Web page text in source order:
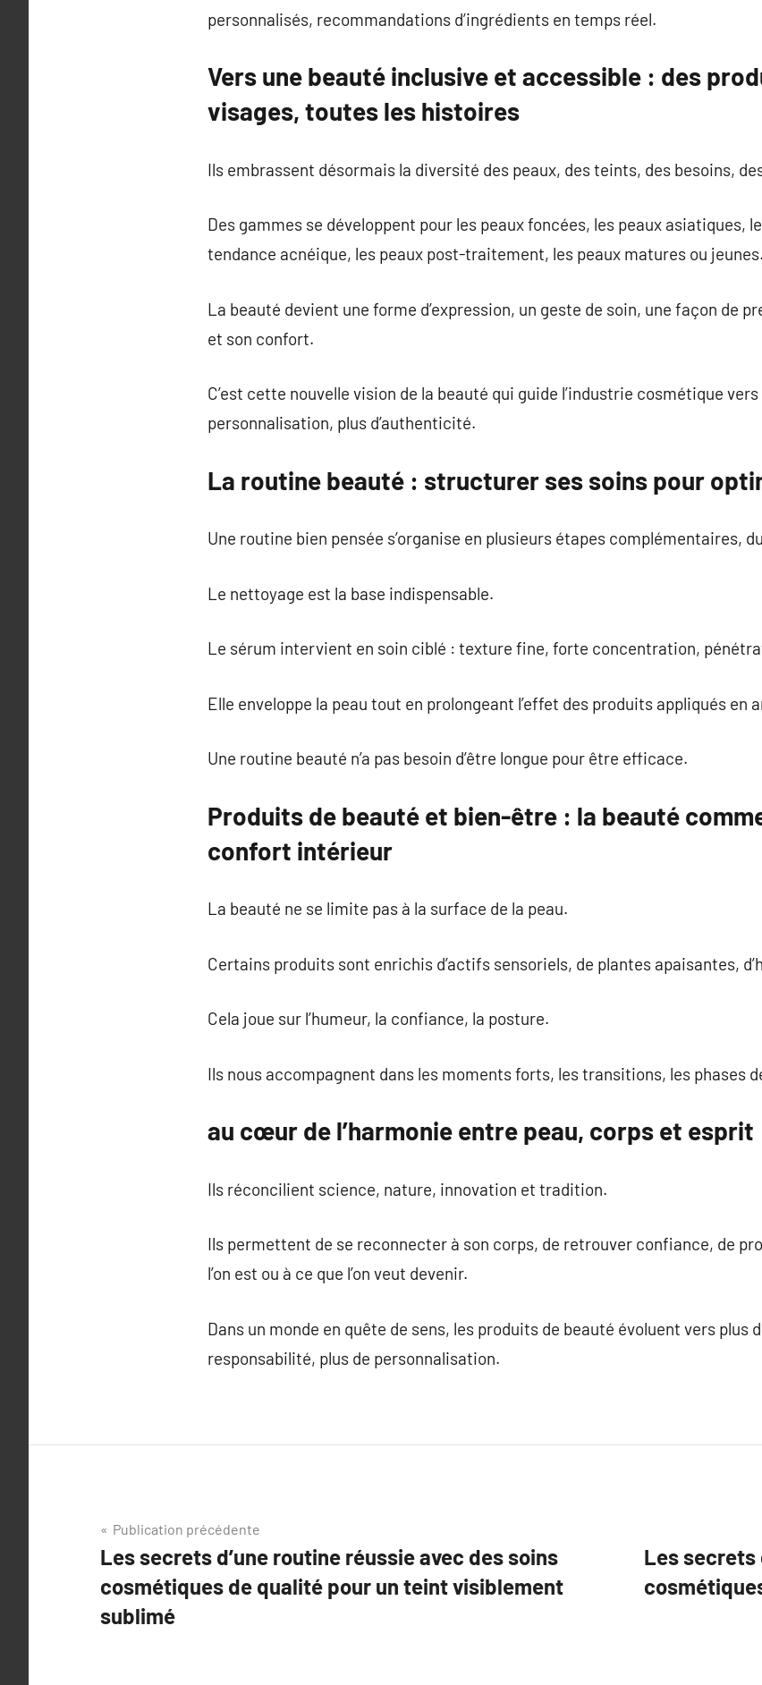
personnalisés, recommandations d’ingrédients en temps réel.
Vers une beauté inclusive et accessible : des
visages, toutes les histoires
Ils embrassent désormais la diversité des peaux, des teints, des besoins,
Des gammes se développent pour les peaux foncées, les peaux asiatiques,
tendance acnéique, les peaux post-traitement, les peaux matures ou jeunes.
La beauté devient une forme d’expression, un geste de soin, une façon de
et son confort.
C’est cette nouvelle vision de la beauté qui guide l’industrie cosmétique vers
personnalisation, plus d’authenticité.
La routine beauté : structurer ses soins pour
Une routine bien pensée s’organise en plusieurs étapes complémentaires,
Le nettoyage est la base indispensable.
Le sérum intervient en soin ciblé : texture fine, forte concentration,
Elle enveloppe la peau tout en prolongeant l’effet des produits appliqués en
Une routine beauté n’a pas besoin d’être longue pour être efficace.
Produits de beauté et bien-être : la beauté
confort intérieur
La beauté ne se limite pas à la surface de la peau.
Certains produits sont enrichis d’actifs sensoriels, de plantes apaisantes,
Cela joue sur l’humeur, la confiance, la posture.
Ils nous accompagnent dans les moments forts, les transitions, les phases
au cœur de l’harmonie entre peau, corps et esprit
Ils réconcilient science, nature, innovation et tradition.
Ils permettent de se reconnecter à son corps, de retrouver confiance, de
l’on est ou à ce que l’on veut devenir.
Dans un monde en quête de sens, les produits de beauté évoluent vers plus
responsabilité, plus de personnalisation.
Navigation
de
l’article
Publication précédente
Les secrets d’une routine réussie avec des soins
cosmétiques de qualité pour un teint visiblement
sublimé
Les secrets